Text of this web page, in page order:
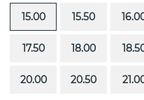
15.00 15.50
17.50 18.00
20.00 20.50